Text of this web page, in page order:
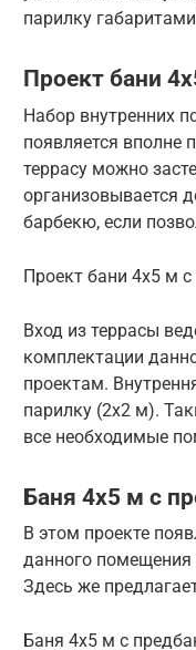
парилку
Проект бани
Набор внутренних
появляется вполне
террасу можно
организовывается
барбекю, если
Проект бани 4х5 м с
Вход из террасы
комплектации
проектам.
парилку (2х2 м).
все необходимые
Баня 4х5 м с
В этом проекте
данного помещения
Здесь же
Баня 4х5 м с